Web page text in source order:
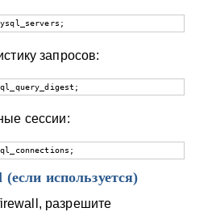
запросов:
сессии:
используется)
разрешите